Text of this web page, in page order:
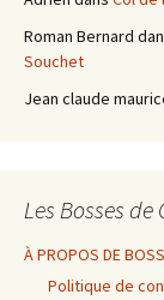
Roman Bernard
Souchet
Jean claude
Les Bosses de
À PROPOS DE
Politique de